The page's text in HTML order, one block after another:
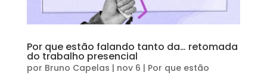
Por que estão falando tanto da… retomada
do trabalho presencial
por Bruno Capelas | nov 6 | Por que estão